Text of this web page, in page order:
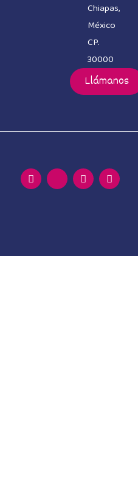
Chiapas,
México
CP.
30000
Llámanos